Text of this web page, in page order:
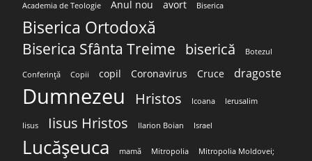
Academia de Teologie Anul nou avort Biserica
Biserica Ortodoxă
Biserica Sfânta Treime biserică Botezul
Conferință Copii copil Coronavirus Cruce dragoste
Dumnezeu Hristos Icoana Ierusalim
Iisus Iisus Hristos Ilarion Boian Israel
Lucășeuca mamă Mitropolia Mitropolia Moldovei;